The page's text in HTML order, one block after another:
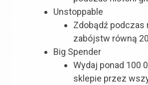
Unstoppable
Zdobądź podczas
zabójstw równą
Big Spender
Wydaj ponad 100
sklepie przez